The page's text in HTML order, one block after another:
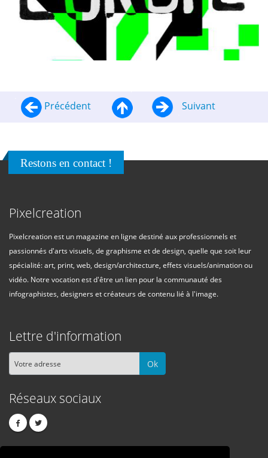
Précédent Suivant
Restons en contact !
Pixelcreation
Pixelcreation est un magazine en ligne destiné aux professionnels et
passionnés d'arts visuels, de graphisme et de design, quelle que soit leur
spécialité: art, print, web, design/architecture, effets visuels/animation ou
vidéo. Notre vocation est d'être un lien pour la communauté des
infographistes, designers et créateurs de contenu lié à l'image.
Lettre d'information
Ok
Réseaux sociaux